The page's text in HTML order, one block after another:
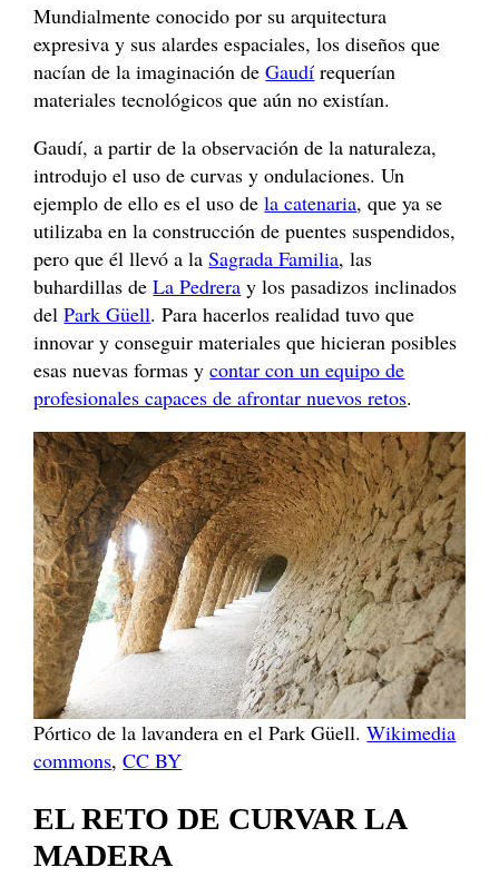
Mundialmente conocido por su arquitectura
expresiva y sus alardes espaciales, los diseños que
nacían de la imaginación deGaudí requerían
materiales tecnológicos que aún no existían.
Gaudí, a partir de la observación de la naturaleza,
introdujo el uso de curvas y ondulaciones. Un
ejemplo de ello es el uso dela catenaria, que ya se
utilizaba en la construcción de puentes suspendidos,
pero que él llevó a laSagrada Familia, las
buhardillas deLa Pedrera y los pasadizos inclinados
delPark Güell. Para hacerlos realidad tuvo que
innovar y conseguir materiales que hicieran posibles
esas nuevas formas ycontar con un equipo de
profesionales capaces de afrontar nuevos retos.
Pórtico de la lavandera en el Park Güell.Wikimedia
commons,CC BY
EL RETO DE CURVAR LA
MADERA